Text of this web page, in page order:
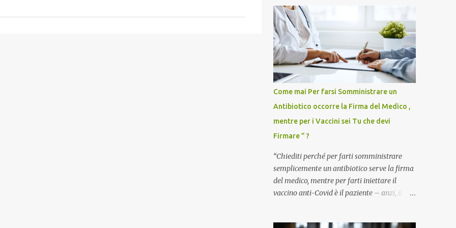
Come mai Per farsi Somministrare un
Antibiotico occorre la Firma del Medico ,
mentre per i Vaccini sei Tu che devi
Firmare ” ?
“Chiediti perché per farti somministrare
semplicemente un antibiotico serve la firma
del medico, mentre per farti iniettare il
vaccino anti-Covid è il paziente – anzi, il